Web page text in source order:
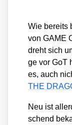
Wie bereits
von GAME
dreht sich
ge vor GoT
es, auch
THE
Neu ist
schend